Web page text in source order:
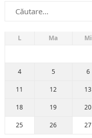
Caută
după:
L Ma Mi
4 5 6
11 12 13
18 19 20
25 26 27